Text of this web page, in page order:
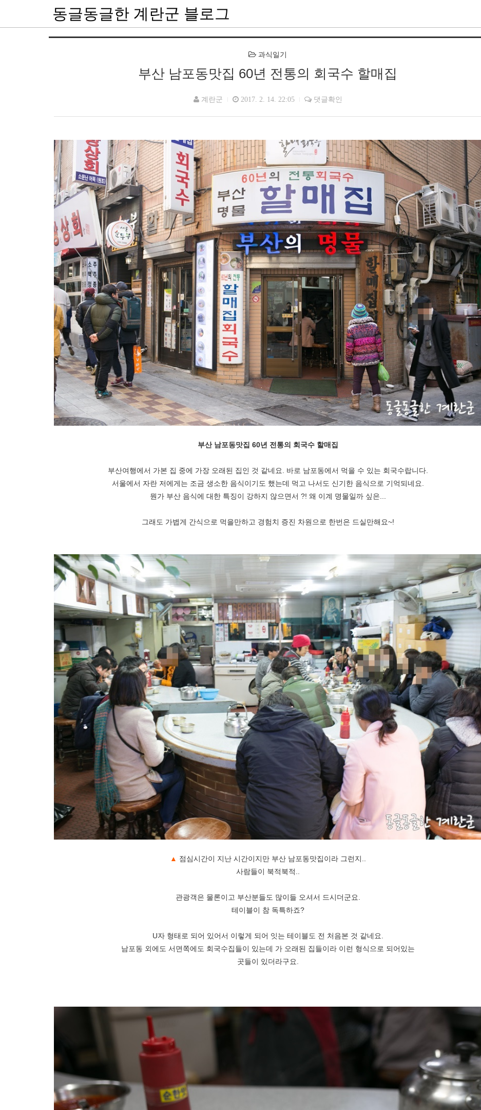
동글동글한 계란군 블로그
과식일기
부산 남포동맛집 60년 전통의 회국수 할매집
계란군 2017. 2. 14. 22:05 댓글확인
부산 남포동맛집 60년 전통의 회국수 할매집
부산여행에서 가본 집 중에 가장 오래된 집인 것 같네요. 바로 남포동에서 먹을 수 있는 회국수랍니다.
서울에서 자란 저에게는 조금 생소한 음식이기도 했는데 먹고 나서도 신기한 음식으로 기억되네요.
뭔가 부산 음식에 대한 특징이 강하지 않으면서 ?! 왜 이계 명물일까 싶은...
그래도 가볍게 간식으로 먹을만하고 경험치 증진 차원으로 한번은 드실만해요~!
▲ 점심시간이 지난 시간이지만 부산 남포동맛집이라 그런지..
사람들이 북적북적..
관광객은 물론이고 부산분들도 많이들 오셔서 드시더군요.
테이블이 참 독특하죠?
U자 형태로 되어 있어서 이렇게 되어 잇는 테이블도 전 처음본 것 같네요.
남포동 외에도 서면쪽에도 회국수집들이 있는데 가 오래된 집들이라 이런 형식으로 되어있는
곳들이 있더라구요.